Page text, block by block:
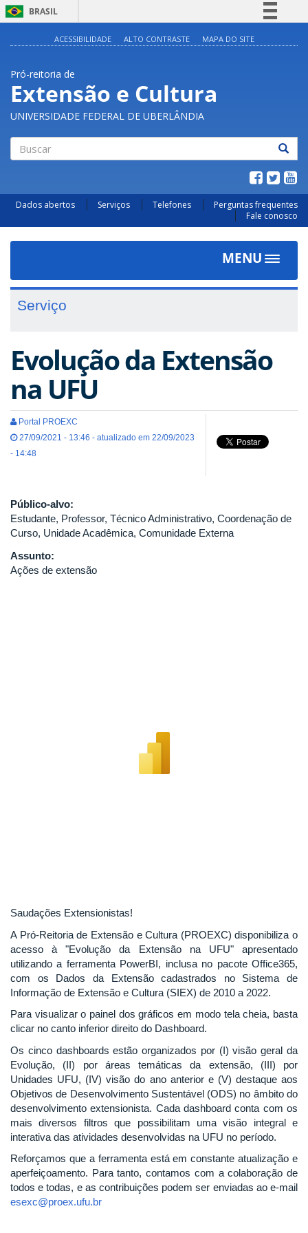
BRASIL
Acesso à informação
Legislação
Canais
ACESSIBILIDADE ALTO CONTRASTE MAPA DO SITE
Pró-reitoria de
Extensão e Cultura
UNIVERSIDADE FEDERAL DE UBERLÂNDIA
Dados abertos Serviços Telefones
Perguntas frequentes
Fale conosco
MENU
Toggle
Serviço
Evolução da Extensão
na UFU
Portal PROEXC
27/09/2021 - 13:46 - atualizado em 22/09/2023
- 14:48
Público-alvo:
Estudante, Professor, Técnico Administrativo, Coordenação de
Curso, Unidade Acadêmica, Comunidade Externa
Assunto:
Ações de extensão
Saudações Extensionistas!
A Pró-Reitoria de Extensão e Cultura (PROEXC) disponibiliza o
acesso à "Evolução da Extensão na UFU" apresentado
utilizando a ferramenta PowerBI, inclusa no pacote Office365,
com os Dados da Extensão cadastrados no Sistema de
Informação de Extensão e Cultura (SIEX) de 2010 a 2022.
Para visualizar o painel dos gráficos em modo tela cheia, basta
clicar no canto inferior direito do Dashboard.
Os cinco dashboards estão organizados por (I) visão geral da
Evolução, (II) por áreas temáticas da extensão, (III) por
Unidades UFU, (IV) visão do ano anterior e (V) destaque aos
Objetivos de Desenvolvimento Sustentável (ODS) no âmbito do
desenvolvimento extensionista. Cada dashboard conta com os
mais diversos filtros que possibilitam uma visão integral e
interativa das atividades desenvolvidas na UFU no período.
Reforçamos que a ferramenta está em constante atualização e
aperfeiçoamento. Para tanto, contamos com a colaboração de
todos e todas, e as contribuições podem ser enviadas ao e-mail
esexc@proex.ufu.br